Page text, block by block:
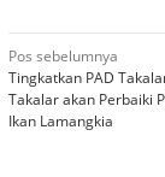
Navigasi
pos
Pos sebelumnya
Tingkatkan PAD
Takalar akan Perbaiki
Ikan Lamangkia